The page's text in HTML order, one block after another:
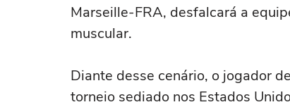
Marseille-FRA, desfalcará a
muscular.
Diante desse cenário, o jogador
torneio sediado nos Estados